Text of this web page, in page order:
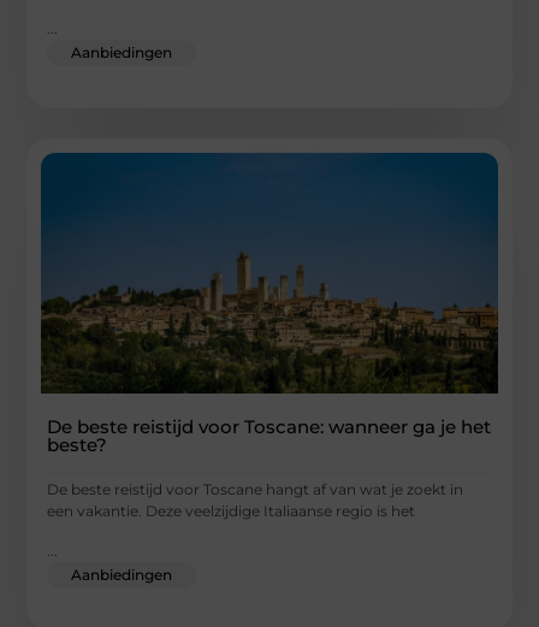
...
Aanbiedingen
De beste reistijd voor Toscane: wanneer ga je het
beste?
De beste reistijd voor Toscane hangt af van wat je zoekt in
een vakantie. Deze veelzijdige Italiaanse regio is het
Aanbiedingen